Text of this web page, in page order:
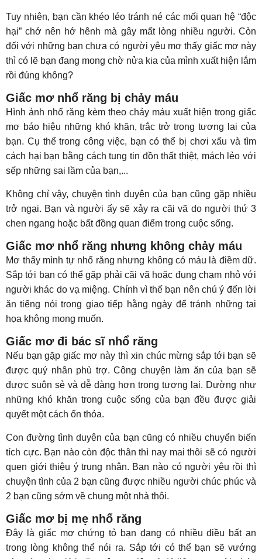
Tuy nhiên, bạn cần khéo léo tránh né các mối quan hệ “độc
hại” chớ nên hớ hênh mà gây mất lòng nhiều người. Còn
đối với những bạn chưa có người yêu mơ thấy giấc mơ này
thì có lẽ bạn đang mong chờ nửa kia của mình xuất hiện lắm
rồi đúng không?
Giấc mơ nhổ răng bị chảy máu
Hình ảnh nhổ răng kèm theo chảy máu xuất hiện trong giấc
mơ báo hiệu những khó khăn, trắc trở trong tương lai của
bạn. Cụ thể trong công việc, bạn có thể bị chơi xấu và tìm
cách hại bạn bằng cách tung tin đồn thất thiệt, mách lẻo với
sếp những sai lầm của bạn,...
Không chỉ vậy, chuyện tình duyên của bạn cũng gặp nhiều
trở ngại. Bạn và người ấy sẽ xảy ra cãi vã do người thứ 3
chen ngang hoặc bất đồng quan điểm trong cuộc sống.
Giấc mơ nhổ răng nhưng không chảy máu
Mơ thấy mình tự nhổ răng nhưng không có máu là điềm dữ.
Sắp tới bạn có thể gặp phải cãi vã hoặc đụng chạm nhỏ với
người khác do vạ miệng. Chính vì thế bạn nên chú ý đến lời
ăn tiếng nói trong giao tiếp hằng ngày để tránh những tai
họa không mong muốn.
Giấc mơ đi bác sĩ nhổ răng
Nếu bạn gặp giấc mơ này thì xin chúc mừng sắp tới bạn sẽ
được quý nhân phù trợ. Công chuyện làm ăn của bạn sẽ
được suôn sẻ và dễ dàng hơn trong tương lai. Dường như
những khó khăn trong cuộc sống của bạn đều được giải
quyết một cách ổn thỏa.
Con đường tình duyên của bạn cũng có nhiều chuyển biến
tích cực. Bạn nào còn độc thân thì nay mai thôi sẽ có người
quen giới thiệu ý trung nhân. Bạn nào có người yêu rồi thì
chuyện tình của 2 bạn cũng được nhiều người chúc phúc và
2 bạn cũng sớm về chung một nhà thôi.
Giấc mơ bị mẹ nhổ răng
Đây là giấc mơ chứng tỏ bạn đang có nhiều điều bất an
trong lòng không thể nói ra. Sắp tới có thể bạn sẽ vướng